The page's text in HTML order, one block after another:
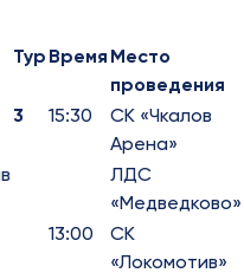
Тур Время Место
проведения
3 15:30
СК «Чкалов
Арена»
ЛДС
«Медведково»
13:00
СК
«Локомотив»